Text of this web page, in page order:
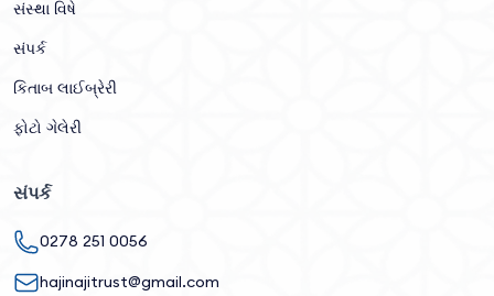
સંસ્થા વિષે
સંપર્ક
કિતાબ લાઈબ્રેરી
ફોટો ગેલેરી
સંપર્ક
0278 251 0056
hajinajitrust@gmail.com